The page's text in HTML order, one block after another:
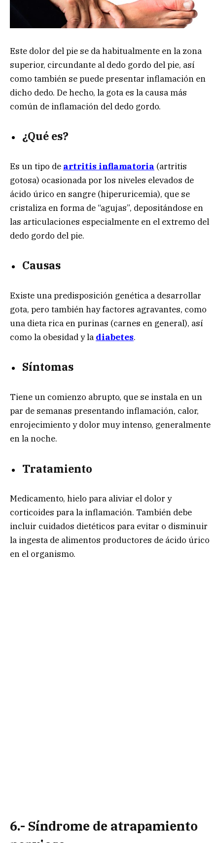
Este dolor del pie se da habitualmente en la zona
superior, circundante al dedo gordo del pie, así
como también se puede presentar inflamación en
dicho dedo. De hecho, la gota es la causa más
común de inflamación del dedo gordo.
¿Qué es?
Es un tipo de artritis inflamatoria (artritis
gotosa) ocasionada por los niveles elevados de
ácido úrico en sangre (hiperuricemia), que se
cristaliza en forma de “agujas”, depositándose en
las articulaciones especialmente en el extremo del
dedo gordo del pie.
Causas
Existe una predisposición genética a desarrollar
gota, pero también hay factores agravantes, como
una dieta rica en purinas (carnes en general), así
como la obesidad y la diabetes.
Síntomas
Tiene un comienzo abrupto, que se instala en un
par de semanas presentando inflamación, calor,
enrojecimiento y dolor muy intenso, generalmente
en la noche.
Tratamiento
Medicamento, hielo para aliviar el dolor y
corticoides para la inflamación. También debe
incluir cuidados dietéticos para evitar o disminuir
la ingesta de alimentos productores de ácido úrico
en el organismo.
6.- Síndrome de atrapamiento